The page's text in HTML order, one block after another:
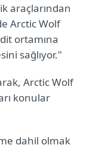
araçlarından
Arctic Wolf
ortamına
sağlıyor."
Arctic Wolf
konular
dahil olmak